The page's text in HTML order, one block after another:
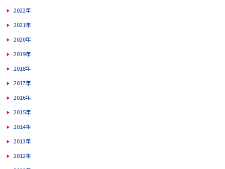
2022年
2021年
2020年
2019年
2018年
2017年
2016年
2015年
2014年
2013年
2012年